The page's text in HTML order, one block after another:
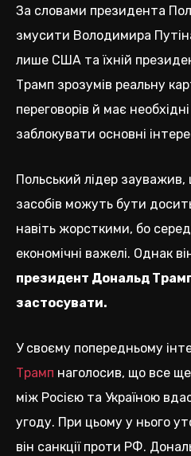
За словами президента
змусити Володимира
лише США та їхній
Трамп зрозумів реальну
переговорів й має
заблокувати основні
Польський лідер зауважив,
засобів можуть бути
навіть жорсткими, бо
економічні важелі. Однак
президент Дональд
застосувати.
У своєму попередньому
Трамп наголосив, що все
між Росією та Україною
угоду. При цьому у нього
він санкції проти РФ.